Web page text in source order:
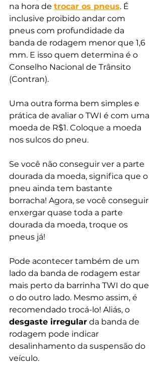
na hora de trocar os pneus. É
inclusive proibido andar com
pneus com profundidade da
banda de rodagem menor que 1,6
mm. E isso quem determina é o
Conselho Nacional de Trânsito
(Contran).
Uma outra forma bem simples e
prática de avaliar o TWI é com uma
moeda de R$1. Coloque a moeda
nos sulcos do pneu.
Se você não conseguir ver a parte
dourada da moeda, significa que o
pneu ainda tem bastante
borracha! Agora, se você conseguir
enxergar quase toda a parte
dourada da moeda, troque os
pneus já!
Pode acontecer também de um
lado da banda de rodagem estar
mais perto da barrinha TWI do que
o do outro lado. Mesmo assim, é
recomendado trocá-lo! Aliás, o
desgaste irregular da banda de
rodagem pode indicar
desalinhamento da suspensão do
veículo.